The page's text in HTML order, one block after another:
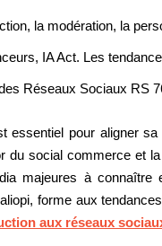
la modération, la
IA Act. Les
Réseaux Sociaux RS
essentiel pour aligner
du social commerce et
majeures à
forme aux
aux réseaux